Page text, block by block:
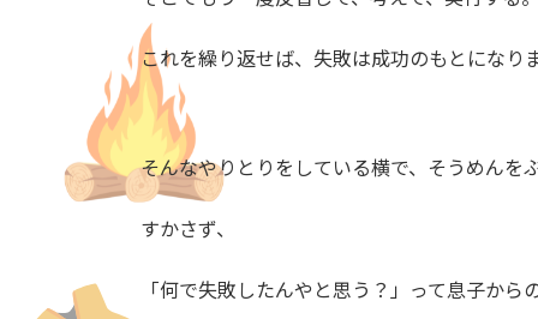
これを繰り返せば、失敗は成功のもとになり
そんなやりとりをしている横で、そうめんを
すかさず、
「何で失敗したんやと思う？」って息子から